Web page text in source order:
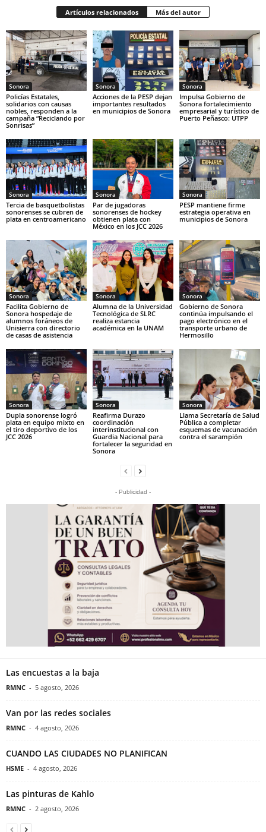
Artículos relacionados Más del autor
Sonora
Policías Estatales,
solidarios con causas
nobles, responden a la
campaña “Reciclando por
Sonrisas”
Sonora
Acciones de la PESP dejan
importantes resultados
en municipios de Sonora
Sonora
Impulsa Gobierno de
Sonora fortalecimiento
empresarial y turístico de
Puerto Peñasco: UTPP
Sonora
Tercia de basquetbolistas
sonorenses se cubren de
plata en centroamericano
Sonora
Par de jugadoras
sonorenses de hockey
obtienen plata con
México en los JCC 2026
Sonora
PESP mantiene firme
estrategia operativa en
municipios de Sonora
Sonora
Facilita Gobierno de
Sonora hospedaje de
alumnos foráneos de
Unisierra con directorio
de casas de asistencia
Sonora
Alumna de la Universidad
Tecnológica de SLRC
realiza estancia
académica en la UNAM
Sonora
Gobierno de Sonora
continúa impulsando el
pago electrónico en el
transporte urbano de
Hermosillo
Sonora
Dupla sonorense logró
plata en equipo mixto en
el tiro deportivo de los
JCC 2026
Sonora
Reafirma Durazo
coordinación
interinstitucional con
Guardia Nacional para
fortalecer la seguridad en
Sonora
Sonora
Llama Secretaría de Salud
Pública a completar
esquemas de vacunación
contra el sarampión
- Publicidad -
Las encuestas a la baja
RMNC - 5 agosto, 2026
Van por las redes sociales
RMNC - 4 agosto, 2026
CUANDO LAS CIUDADES NO PLANIFICAN
HSME - 4 agosto, 2026
Las pinturas de Kahlo
RMNC - 2 agosto, 2026